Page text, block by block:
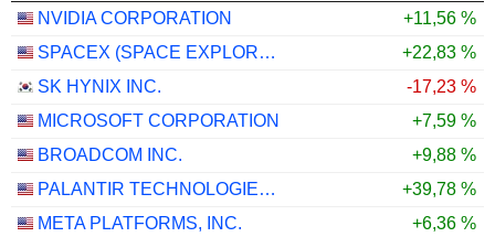
NVIDIA CORPORATION
+11,56 %
SPACEX (SPACE EXPLORATION TECHNOLOGIES)
+22,83 %
SK HYNIX INC.
-17,23 %
MICROSOFT CORPORATION
+7,59 %
BROADCOM INC.
+9,88 %
PALANTIR TECHNOLOGIES INC.
+39,78 %
META PLATFORMS, INC.
+6,36 %